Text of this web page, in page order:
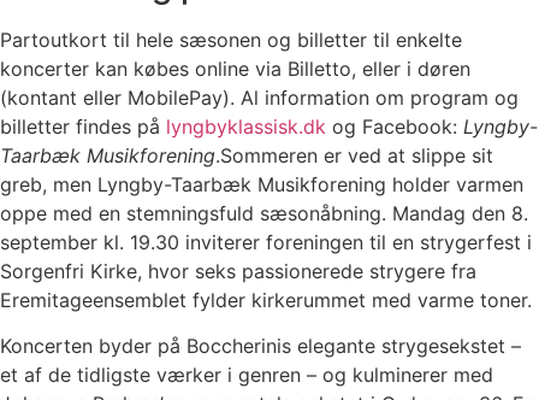
Partoutkort til hele sæsonen og billetter til enkelte
koncerter kan købes online via Billetto, eller i døren
(kontant eller MobilePay). Al information om program og
billetter findes på lyngbyklassisk.dk og Facebook: Lyngby-
Taarbæk Musikforening.Sommeren er ved at slippe sit
greb, men Lyngby-Taarbæk Musikforening holder varmen
oppe med en stemningsfuld sæsonåbning. Mandag den 8.
september kl. 19.30 inviterer foreningen til en strygerfest i
Sorgenfri Kirke, hvor seks passionerede strygere fra
Eremitageensemblet fylder kirkerummet med varme toner.
Koncerten byder på Boccherinis elegante strygesekstet –
et af de tidligste værker i genren – og kulminerer med